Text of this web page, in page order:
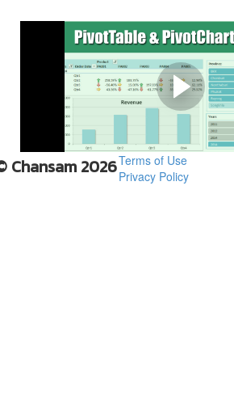
ตัวอย่าง เนื้อหาบา
แบบการเรี
การสร้าง
Chansam 2026Terms of Use
Privacy Policy